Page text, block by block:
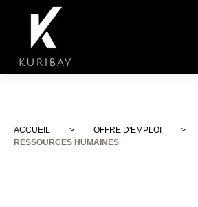
ACCUEIL > OFFRE D'EMPLOI >
RESSOURCES HUMAINES